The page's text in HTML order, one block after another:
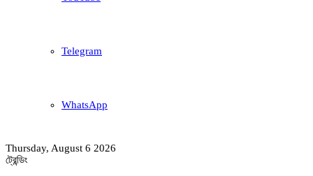
Telegram
WhatsApp
Thursday, August 6 2026
ট্রেন্ডিং